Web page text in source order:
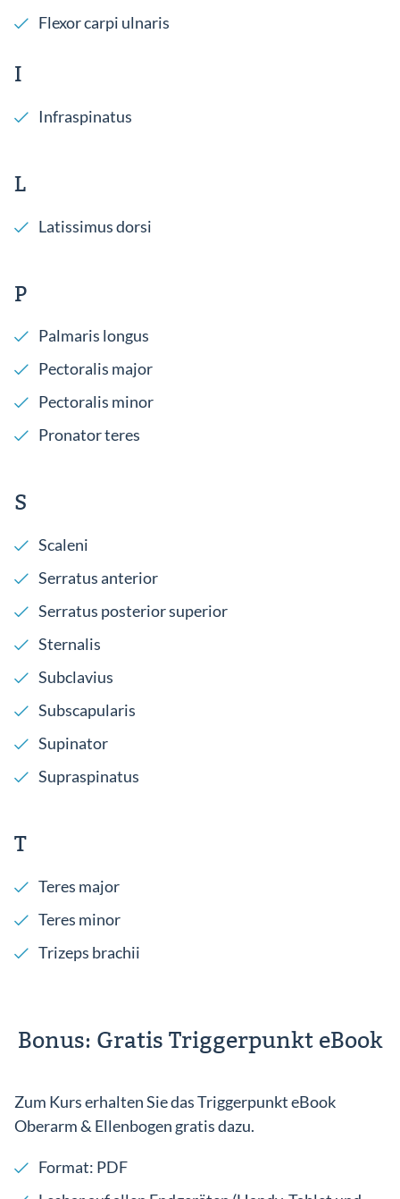
Flexor carpi ulnaris
I
Infraspinatus
L
Latissimus dorsi
P
Palmaris longus
Pectoralis major
Pectoralis minor
Pronator teres
S
Scaleni
Serratus anterior
Serratus posterior superior
Sternalis
Subclavius
Subscapularis
Supinator
Supraspinatus
T
Teres major
Teres minor
Trizeps brachii
Bonus: Gratis Triggerpunkt eBook
Zum Kurs erhalten Sie das Triggerpunkt eBook
Oberarm & Ellenbogen gratis dazu.
Format: PDF